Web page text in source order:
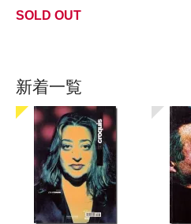
SOLD OUT
新着一覧